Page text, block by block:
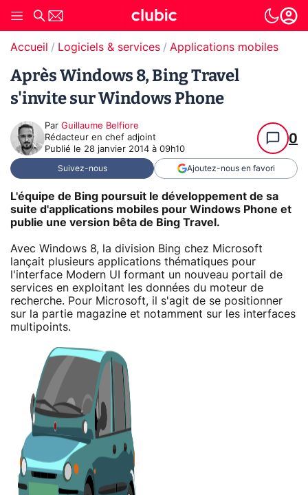
Accueil Logiciels & services Applications mobiles
Après Windows 8, Bing Travel
s'invite sur Windows Phone
Par Guillaume Belfiore
Rédacteur en chef adjoint
Publié le 28 janvier 2014 à 09h10
0
Suivez-nous Ajoutez-nous en favori
L'équipe de Bing poursuit le développement de sa
suite d'applications mobiles pour Windows Phone et
publie une version bêta de Bing Travel.
Avec Windows 8, la division Bing chez Microsoft
lançait plusieurs applications thématiques pour
l'interface Modern UI formant un nouveau portail de
services en exploitant les données du moteur de
recherche. Pour Microsoft, il s'agit de se positionner
sur la partie magazine et notamment sur les interfaces
multipoints.